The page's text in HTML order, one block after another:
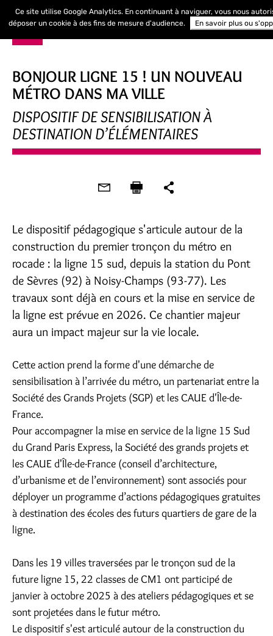
BONJOUR LIGNE 15 ! UN NOUVEAU
MÉTRO DANS MA VILLE
DISPOSITIF DE SENSIBILISATION À
DESTINATION D’ÉLÉMENTAIRES
Le dispositif pédagogique s'articule autour de la
construction du premier tronçon du métro en
rocade : la ligne 15 sud, depuis la station du Pont
de Sèvres (92) à Noisy-Champs (93-77). Les
travaux sont déjà en cours et la mise en service de
la ligne est prévue en 2026. Ce chantier majeur
aura un impact majeur sur la vie locale.
Cette action prend la forme d'une démarche de
sensibilisation à l’arrivée du métro, un partenariat entre la
Société des Grands Projets (SGP) et les CAUE d'Île-de-
France.
Pour accompagner la mise en service de la ligne 15 Sud
du Grand Paris Express, la Société des grands projets et
les CAUE d'Île-de-France (conseil d’architecture,
d’urbanisme et de l’environnement) sont associés pour
déployer un programme d’actions pédagogiques gratuites
à destination des écoles des futurs quartiers de gare de la
ligne.
Dans les 19 villes traversées par le tronçon sud de la
future ligne 15, 22 classes de CM1 ont participé de
janvier à octobre 2025 à des ateliers pédagogiques et se
sont projetées dans le futur métro.
Le dispositif s'est articulé autour de la construction du
Ce site utilise Google Analytics. En continuant à naviguer, vous nous
déposer un cookie à des fins de mesure d'audience.
En savoir plus ou